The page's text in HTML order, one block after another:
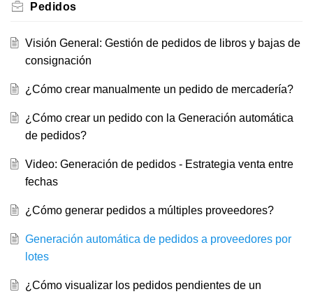
Pedidos
Visión General: Gestión de pedidos de libros y bajas de
consignación
¿Cómo crear manualmente un pedido de mercadería?
¿Cómo crear un pedido con la Generación automática
de pedidos?
Video: Generación de pedidos - Estrategia venta entre
fechas
¿Cómo generar pedidos a múltiples proveedores?
Generación automática de pedidos a proveedores por
lotes
¿Cómo visualizar los pedidos pendientes de un